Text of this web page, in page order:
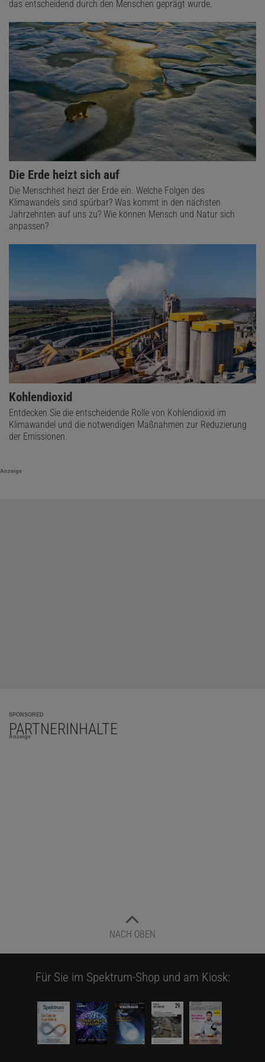
das entscheidend durch den Menschen geprägt wurde.
Die Erde heizt sich auf
Die Menschheit heizt der Erde ein. Welche Folgen des
Klimawandels sind spürbar? Was kommt in den nächsten
Jahrzehnten auf uns zu? Wie können Mensch und Natur sich
anpassen?
Kohlendioxid
Entdecken Sie die entscheidende Rolle von Kohlendioxid im
Klimawandel und die notwendigen Maßnahmen zur Reduzierung
der Emissionen.
Anzeige
SPONSORED
PARTNERINHALTE
Anzeige
NACH OBEN
Für Sie im Spektrum-Shop und am Kiosk: